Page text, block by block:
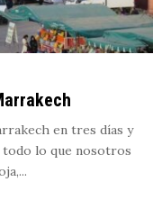
en tres días y
todo lo que nosotros